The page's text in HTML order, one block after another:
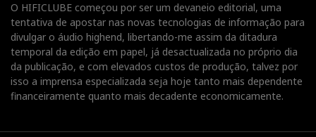
O HIFICLUBE começou por ser um devaneio editorial, uma
tentativa de apostar nas novas tecnologias de informação para
divulgar o áudio highend, libertando-me assim da ditadura
temporal da edição em papel, já desactualizada no próprio dia
da publicação, e com elevados custos de produção, talvez por
isso a imprensa especializada seja hoje tanto mais dependente
financeiramente quanto mais decadente economicamente.